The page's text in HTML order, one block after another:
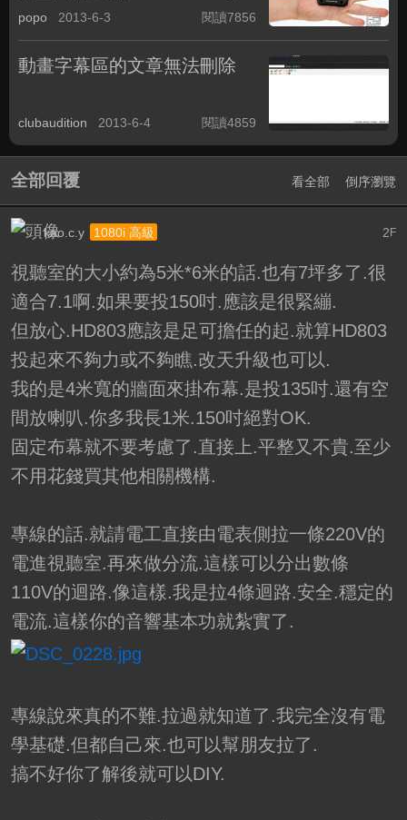
新發表的 Novo Camera
popo 2013-6-3 閱讀7856
動畫字幕區的文章無法刪除
clubaudition 2013-6-4 閱讀4859
全部回覆 看全部 倒序瀏覽
2 F
kao.c.y 1080i 高級
視聽室的大小約為5米*6米的話.也有7坪多了.很
適合7.1啊.如果要投150吋.應該是很緊繃.
但放心.HD803應該是足可擔任的起.就算HD803
投起來不夠力或不夠瞧.改天升級也可以.
我的是4米寬的牆面來掛布幕.是投135吋.還有空
間放喇叭.你多我長1米.150吋絕對OK.
固定布幕就不要考慮了.直接上.平整又不貴.至少
不用花錢買其他相關機構.
專線的話.就請電工直接由電表側拉一條220V的
電進視聽室.再來做分流.這樣可以分出數條
110V的迴路.像這樣.我是拉4條迴路.安全.穩定的
電流.這樣你的音響基本功就紮實了.
專線說來真的不難.拉過就知道了.我完全沒有電
學基礎.但都自己來.也可以幫朋友拉了.
搞不好你了解後就可以DIY.